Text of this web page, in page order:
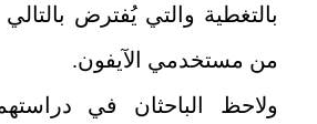
بالتغطية والتي يُفترض
من مستخدمي الآيفون.
ولاحظ الباحثان في